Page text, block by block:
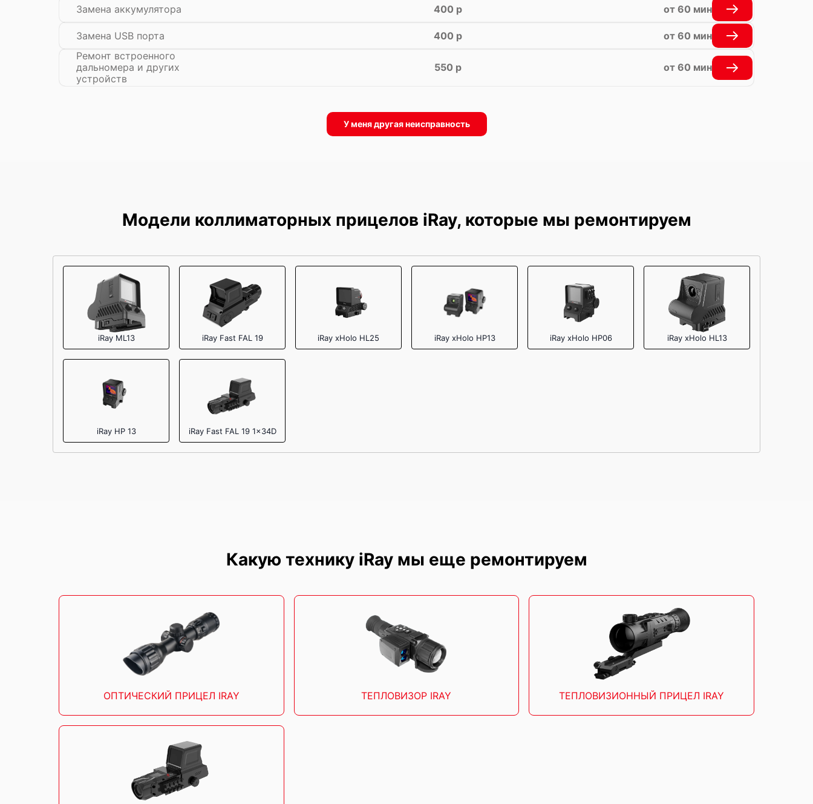
Замена аккумулятора 400 р от 60 мин
Замена USB порта 400 р
от 60 мин
Ремонт встроенного
дальномера и других
устройств
550 р от 60 мин
У меня другая неисправность
Модели коллиматорных прицелов iRay, которые мы ремонтируем
iRay ML13 iRay Fast FAL 19 iRay xHolo HL25 iRay xHolo HP13 iRay xHolo HP06 iRay xHolo HL13
iRay HP 13 iRay Fast FAL 19 1x34D
Какую технику iRay мы еще ремонтируем
ОПТИЧЕСКИЙ ПРИЦЕЛ IRAY ТЕПЛОВИЗОР IRAY ТЕПЛОВИЗИОННЫЙ ПРИЦЕЛ IRAY